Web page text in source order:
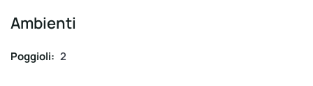
Ambienti
Poggioli: 2